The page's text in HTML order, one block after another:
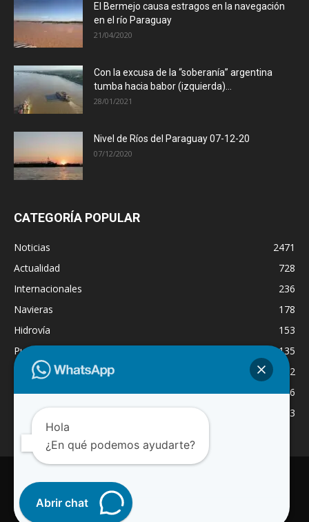
El Bermejo causa estragos en la navegación
en el río Paraguay
21/04/2020
Con la excusa de la “soberanía” argentina
tumba hacia babor (izquierda)...
28/01/2021
Nivel de Ríos del Paraguay 07-12-20
07/12/2020
CATEGORÍA POPULAR
Noticias
2471
Actualidad
728
Internacionales
236
Navieras
178
Hidrovía
153
Puertos
135
Economía
132
Nacionales
126
Dragado
123
LOGISTICA
INTERNACIONAL
Hola
¿En qué podemos ayudarte?
Abrir chat